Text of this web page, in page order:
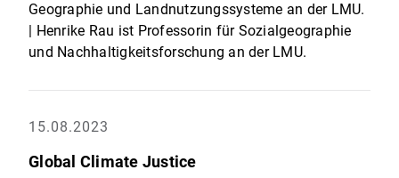
Geographie und Landnutzungssysteme an der LMU.
| Henrike Rau ist Professorin für Sozialgeographie
und Nachhaltigkeitsforschung an der LMU.
15.08.2023
Global Climate Justice